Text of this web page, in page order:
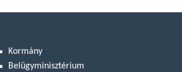
Kormány
Belügyminisztérium